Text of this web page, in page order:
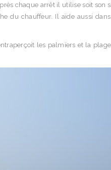
chaque arrêt il utilise soit son
du chauffeur. Il aide aussi
les palmiers et la